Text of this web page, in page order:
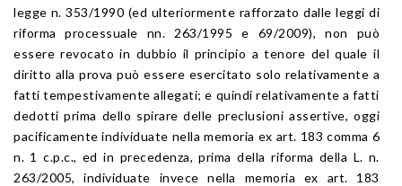
legge n. 353/1990 (ed ulteriormente rafforzato dalle leggi di
riforma processuale nn. 263/1995 e 69/2009), non può
essere revocato in dubbio il principio a tenore del quale il
diritto alla prova può essere esercitato solo relativamente a
fatti tempestivamente allegati; e quindi relativamente a fatti
dedotti prima dello spirare delle preclusioni assertive, oggi
pacificamente individuate nella memoria ex art. 183 comma 6
n. 1 c.p.c., ed in precedenza, prima della riforma della L. n.
263/2005, individuate invece nella memoria ex art. 183